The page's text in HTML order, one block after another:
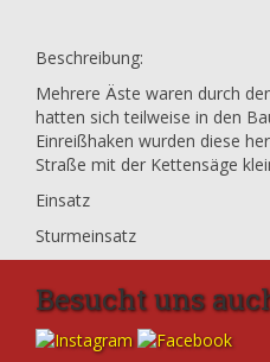
Beschreibung:
Mehrere Äste waren durch
hatten sich teilweise in den
Einreißhaken wurden diese
Straße mit der Kettensäge
Einsatz
Sturmeinsatz
Besucht uns